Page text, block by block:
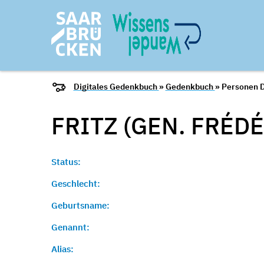
Digitales Gedenkbuch »Gedenkbuch » Personen
FRITZ (GEN.
Status:
Geschlecht:
Geburtsname:
Genannt:
Alias: